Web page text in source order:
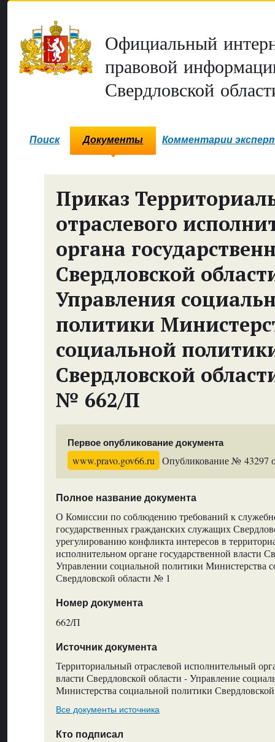
Официальный
правовой
Свердловской
Поиск Документы Комментарии
Приказ
отраслевого
органа
Свердловской
Управления
политики
социальной
Свердловской
№ 662/П
Первое опубликование документа
www.pravo.gov66.ru Опубликование № 43297
Полное название документа
О Комиссии по соблюдению требований к
государственных гражданских служащих
урегулированию конфликта интересов в
исполнительном органе государственной власти
Управлении социальной политики Министерства
Свердловской области № 1
Номер документа
662/П
Источник документа
Территориальный отраслевой исполнительный
власти Свердловской области - Управление
Министерства социальной политики
Все документы источника
Кто подписал